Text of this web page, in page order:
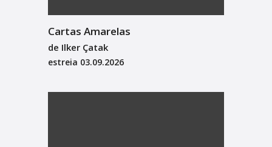
Cartas Amarelas
de Ilker Çatak
estreia 03.09.2026